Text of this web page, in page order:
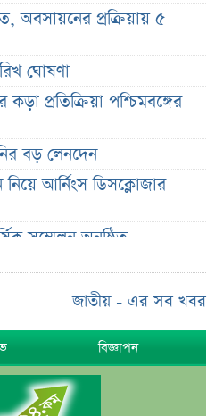
অবসায়নের প্রক্রিয়ায় ৫
ঘোষণা
প্রতিক্রিয়া পশ্চিমবঙ্গের
বড় লেনদেন
নিয়ে আর্নিংস ডিসক্লোজার
সম্মেলন অনুষ্ঠিত
উত্তরাধিকারীর নামে
শেয়ার
শেয়ার
জাতীয় - এর সব খবর
বিজ্ঞাপন